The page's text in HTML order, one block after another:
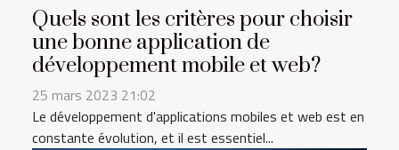
Quels sont les critères pour choisir
une bonne application de
développement mobile et web?
25 mars 2023 21:02
Le développement d'applications mobiles et web est en
constante évolution, et il est essentiel...